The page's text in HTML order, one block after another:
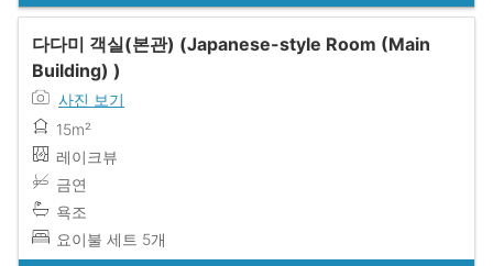
다다미 객실(본관) (Japanese-style Room (Main
Building) )
사진 보기
15m²
레이크뷰
금연
욕조
요이불 세트 5개